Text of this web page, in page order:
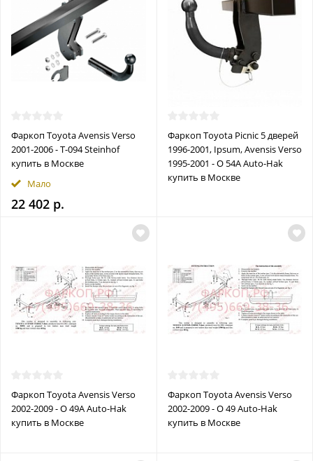
Фаркоп Toyota Avensis Verso
2001-2006 - T-094 Steinhof
купить в Москве
Мало
22 402 р.
Фаркоп Toyota Picnic 5 дверей
1996-2001, Ipsum, Avensis Verso
1995-2001 - O 54A Auto-Hak
купить в Москве
Фаркоп Toyota Avensis Verso
2002-2009 - O 49A Auto-Hak
купить в Москве
Фаркоп Toyota Avensis Verso
2002-2009 - O 49 Auto-Hak
купить в Москве